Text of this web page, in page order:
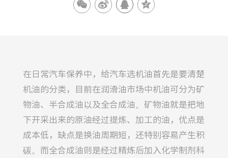
在日常汽车保养中，给汽车选机油首先是要清楚
机油的分类，目前在润滑油市场中机油可分为矿
物油、半合成油以及全合成油。矿物油就是把地
下开采出来的原油经过提炼、加工的油，优点是
成本低，缺点是换油周期短，还特别容易产生积
碳。而全合成油则是经过精炼后加入化学制剂科